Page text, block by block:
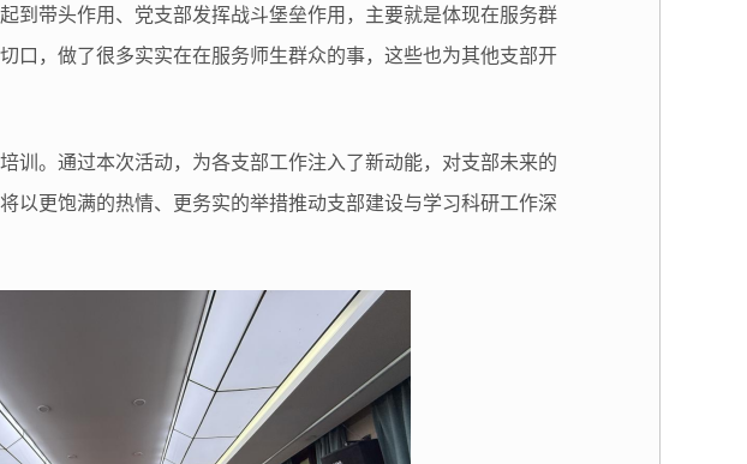
到带头作用、党支部发挥战斗堡垒作用，主要就是体现在服务群
口，做了很多实实在在服务师生群众的事，这些也为其他支部开
训。通过本次活动，为各支部工作注入了新动能，对支部未来的
以更饱满的热情、更务实的举措推动支部建设与学习科研工作深